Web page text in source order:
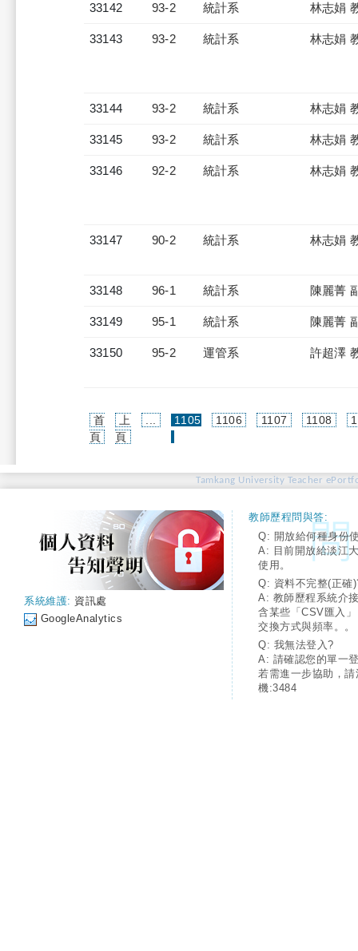
33142 93-2 統計系 林志娟
33143 93-2 統計系 林志娟
33144 93-2 統計系 林志娟
33145 93-2 統計系 林志娟
33146 92-2 統計系 林志娟
33147 90-2 統計系 林志娟
33148 96-1 統計系 陳麗菁
33149 95-1 統計系 陳麗菁
33150 95-2 運管系 許超澤
首
頁
上
頁
1105
1106 1107 1108
Tamkang University Teacher
系統維護: 資訊處
GoogleAnalytics
教師歷程問與答:
Q: 開放給何種身份
A: 目前開放給淡江
使用。
Q: 資料不完整(正確
A: 教師歷程系統介
含某些「CSV匯入
交換方式與頻率。。
Q: 我無法登入?
A: 請確認您的單一
若需進一步協助，
機:3484